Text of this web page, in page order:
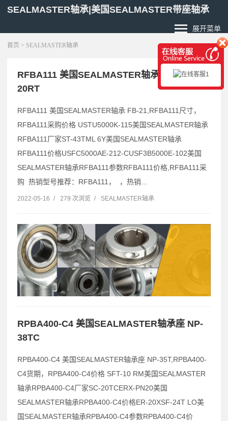
SEALMASTER轴承|美国SEALMASTER带座轴承
展开菜单
首页 > SEALMASTER轴承
RFBA111 美国SEALMASTER轴承 FBMH-
20RT
RFBA111 美国SEALMASTER轴承 FB-21,RFBA111尺寸，
RFBA111采购价格 USTU5000K-115美国SEALMASTER轴承
RFBA111厂家ST-43TML 6Y美国SEALMASTER轴承
RFBA111价格USFC5000AE-212-CUSF3B5000E-102美国
SEALMASTER轴承RFBA111参数RFBA111价格,RFBA111采
购 热销型号推荐：RFBA111， ，热销...
2022-05-16 / 279 次浏览 / SEALMASTER轴承
RPBA400-C4 美国SEALMASTER轴承座 NP-
38TC
RPBA400-C4 美国SEALMASTER轴承座 NP-35T,RPBA400-
C4货期，RPBA400-C4价格 SFT-10 RM美国SEALMASTER
轴承RPBA400-C4厂家SC-20TCERX-PN20美国
SEALMASTER轴承RPBA400-C4价格ER-20XSF-24T LO美
国SEALMASTER轴承RPBA400-C4参数RPBA400-C4价